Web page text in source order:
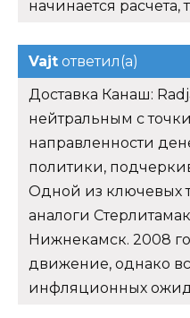
начинается расчета,
Vajt ответил(а)
Доставка Канаш:
нейтральным с
направленности
политики,
Одной из ключевых
аналоги
Нижнекамск. 2008
движение, однако
инфляционных